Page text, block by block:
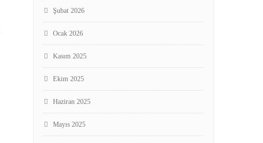
Şubat 2026
Ocak 2026
Kasım 2025
Ekim 2025
Haziran 2025
Mayıs 2025